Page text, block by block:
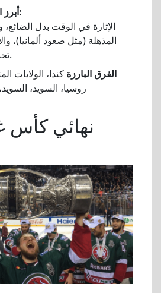
أبرز الأحداث الأخيرة:
الإثارة في الوقت بدل الضائع،
المذهلة (مثل صعود ألمانيا)،
تحت الضغط.
الفرق البارزة كندا، الولايات
روسيا، السويد،